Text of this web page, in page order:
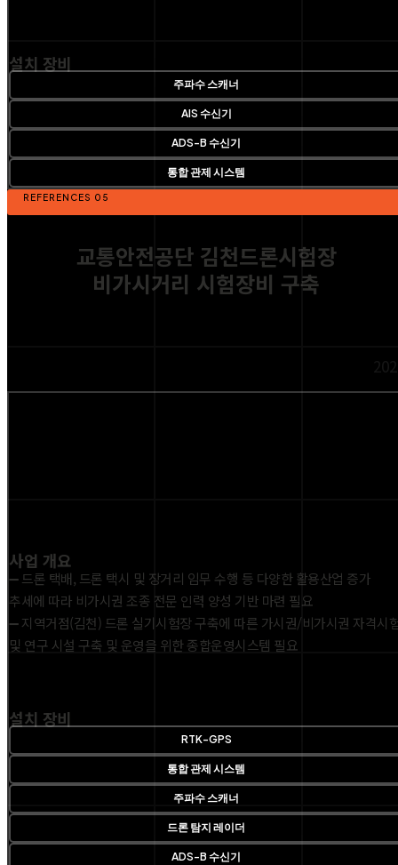
설치 장비
주파수 스캐너
AIS 수신기
ADS-B 수신기
통합 관제 시스템
REFERENCES 05
교통안전공단 김천드론시험장
비가시거리 시험장비 구축
사업 개요
➖ 드론 택배, 드론 택시 및 장거리 임무 수행 등 다양한 활용산업 증가
추세에 따라 비가시권 조종 전문 인력 양성 기반 마련 필요
➖ 지역거점(김천) 드론 실기시험장 구축에 따른 가시권/비가시권 자격시
및 연구 시설 구축 및 운영을 위한 종합운영시스템 필요
설치 장비
RTK-GPS
통합 관제 시스템
주파수 스캐너
드론 탐지 레이더
ADS-B 수신기